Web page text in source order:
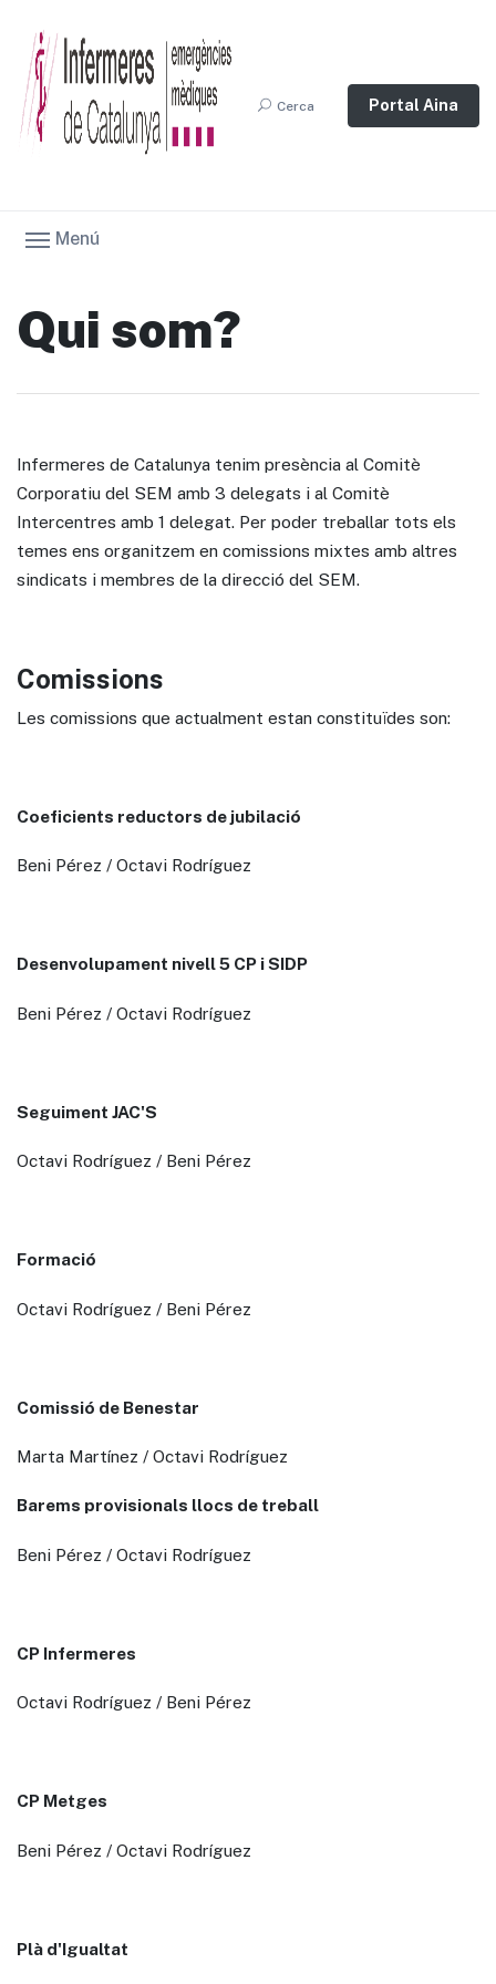
Cerca Portal Aina
Menú
Qui som?
Infermeres de Catalunya tenim presència al Comitè
Corporatiu del SEM amb 3 delegats i al Comitè
Intercentres amb 1 delegat. Per poder treballar tots els
temes ens organitzem en comissions mixtes amb altres
sindicats i membres de la direcció del SEM.
Comissions
Les comissions que actualment estan constituïdes son:
Coeficients reductors de jubilació
Beni Pérez / Octavi Rodríguez
Desenvolupament nivell 5 CP i SIDP
Beni Pérez / Octavi Rodríguez
Seguiment JAC'S
Octavi Rodríguez / Beni Pérez
Formació
Octavi Rodríguez / Beni Pérez
Comissió de Benestar
Marta Martínez / Octavi Rodríguez
Barems provisionals llocs de treball
Beni Pérez / Octavi Rodríguez
CP Infermeres
Octavi Rodríguez / Beni Pérez
CP Metges
Beni Pérez / Octavi Rodríguez
Plà d'Igualtat